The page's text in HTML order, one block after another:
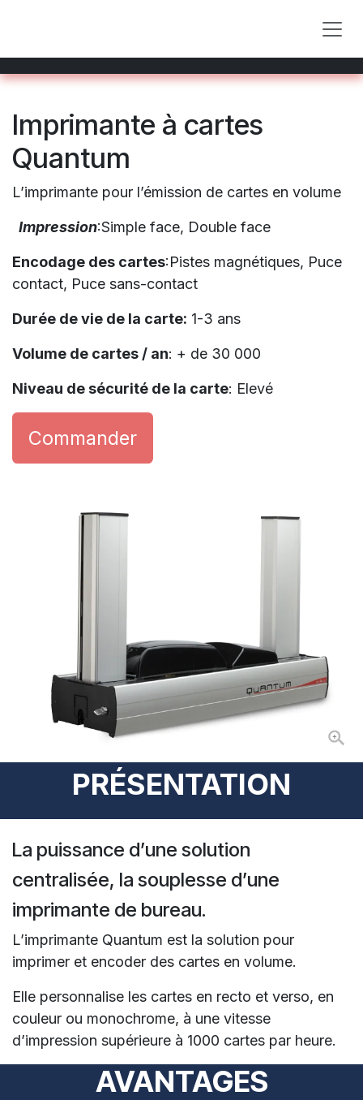
Imprimante à cartes
Quantum
L’imprimante pour l’émission de cartes en volume
Impression:Simple face, Double face
Encodage des cartes:Pistes magnétiques, Puce
contact, Puce sans-contact
Durée de vie de la carte: 1-3 ans
Volume de cartes / an: + de 30 000
Niveau de sécurité de la carte: Elevé
Commander
PRÉSENTATION
La puissance d’une solution
centralisée, la souplesse d’une
imprimante de bureau.
L’imprimante Quantum est la solution pour
imprimer et encoder des cartes en volume.
Elle personnalise les cartes en recto et verso, en
couleur ou monochrome, à une vitesse
d’impression supérieure à 1000 cartes par heure.
AVANTAGES